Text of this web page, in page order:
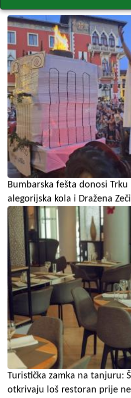
Bumbarska fešta donosi
alegorijska kola i Dražena
Turistička zamka na tanjuru:
otkrivaju loš restoran prije